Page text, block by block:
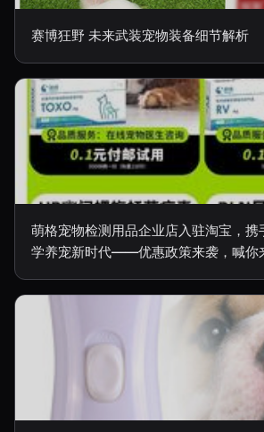
赛博狂野 未来武装宠物装备细节解析
萌格宠物检测用品企业店入驻淘宝，携
学养宠新时代——优惠政策来袭，喊你